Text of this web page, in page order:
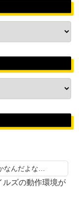
なんだよな…
ルズの動作環境が